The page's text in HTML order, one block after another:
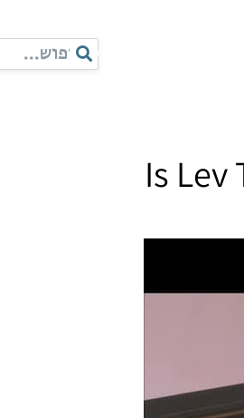
Is Lev